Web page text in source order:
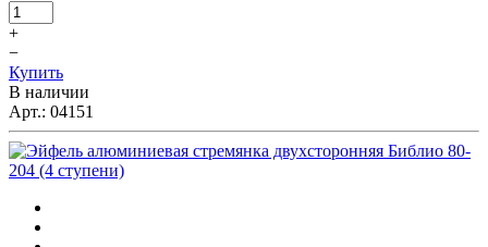
+
−
Купить
В наличии
Арт.: 04151